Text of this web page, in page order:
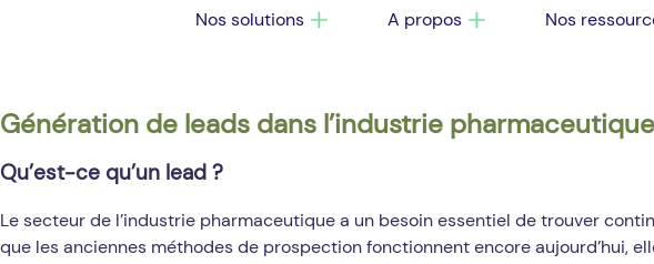
Nos solutions A propos Nos
Génération de leads dans l’industrie
Qu’est-ce qu’un lead ?
Le secteur de l’industrie pharmaceutique a un besoin essentiel de trouver
que les anciennes méthodes de prospection fonctionnent encore aujourd’hui,